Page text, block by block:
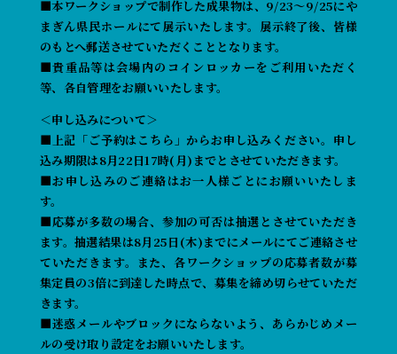
■本ワークショップで制作した成果物は、9/23〜9/25にや
まぎん県民ホールにて展示いたします。展示終了後、皆様
のもとへ郵送させていただくこととなります。
■貴重品等は会場内のコインロッカーをご利用いただく
等、各自管理をお願いいたします。
＜申し込みについて＞
■上記「ご予約はこちら」からお申し込みください。申し
込み期限は8月22日17時(月)までとさせていただきます。
■お申し込みのご連絡はお一人様ごとにお願いいたしま
す。
■応募が多数の場合、参加の可否は抽選とさせていただき
ます。抽選結果は8月25日(木)までにメールにてご連絡させ
ていただきます。また、各ワークショップの応募者数が募
集定員の3倍に到達した時点で、募集を締め切らせていただ
きます。
■迷惑メールやブロックにならないよう、あらかじめメー
ルの受け取り設定をお願いいたします。